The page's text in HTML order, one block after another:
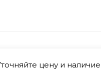
цену и